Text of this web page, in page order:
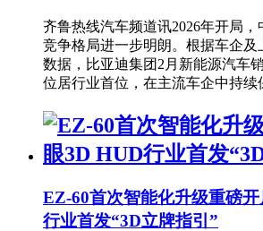
齐鲁热线汽车频道讯2026年开局
竞争格局进一步明朗。根据车企及
数据，比亚迪集团2月新能源汽车
位居行业首位，在主流车企中持续
EZ-60首次智能化升级重磅
行业首发“3D立牌指引”